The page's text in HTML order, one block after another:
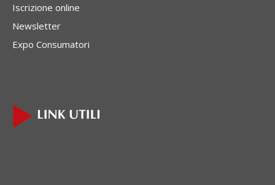
Iscrizione online
Newsletter
Expo Consumatori